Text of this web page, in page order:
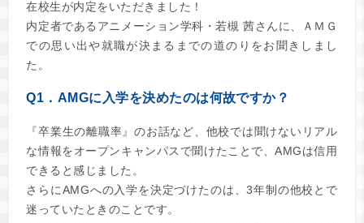
在校生が内定をいただきました！
内定者であるアニメーション学科・若槻 茜さんに、ＡＭＧ
での思い出や就職が決まるまでの道のりをお聞きしまし
た。
Q1．AMGに入学を決めたのは何故ですか？
『卒業生の離職率』のお話など、他校では聞けないリアル
な情報をオープンキャンパスで聞けたことで、AMGは信用
できると感じました。
さらにAMGへの入学を決定づけたのは、3年制の他校とで
迷っていたときのことです。